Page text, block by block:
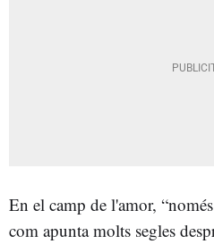
En el camp de l'amor,
com apunta molts segles